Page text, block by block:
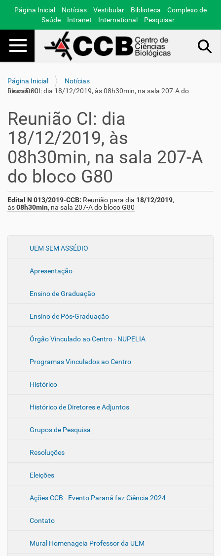
Página Inicial Notícias Vestibular Biblioteca
Complexo de
Saúde
Intranet International Pesquisar
Toggle navigation
Página Inicial
Notícias
Reunião CI: dia 18/12/2019, às 08h30min, na sala 207-A do bloco G80
UEM SEM ASSÉDIO
Apresentação
Ensino de Graduação
Ensino de Pós-Graduação
Órgão Vinculado ao Centro - NUPELIA
Programas Vinculados ao Centro
Histórico
Histórico de Diretores e Adjuntos
Grupos de Pesquisa
Resoluções
Eleições
Ações CCB - Evento Paraná faz Ciência 2024
Contato
Mural Homenageia Professor da UEM
Reunião CI: dia
18/12/2019, às
08h30min, na sala 207-A
do bloco G80
Edital N 013/2019-CCB: Reunião para dia 18/12/2019,
às08h30min, na sala 207-A do bloco G80